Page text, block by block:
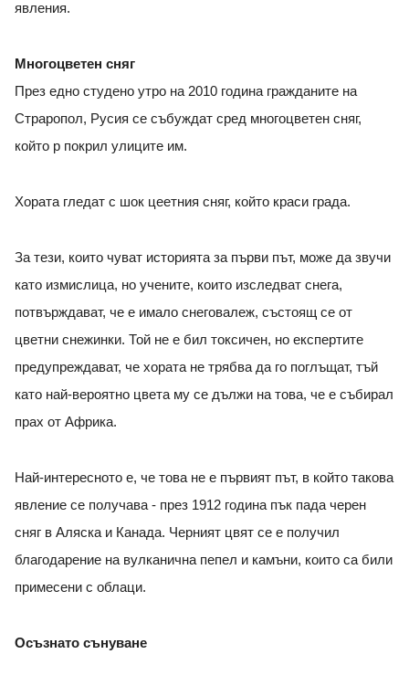
явления.
Многоцветен сняг
През едно студено утро на 2010 година гражданите на
Страропол, Русия се събуждат сред многоцветен сняг,
който р покрил улиците им.
Хората гледат с шок цеетния сняг, който краси града.
За тези, които чуват историята за първи път, може да звучи
като измислица, но учените, които изследват снега,
потвърждават, че е имало снеговалеж, състоящ се от
цветни снежинки. Той не е бил токсичен, но експертите
предупреждават, че хората не трябва да го поглъщат, тъй
като най-вероятно цвета му се дължи на това, че е събирал
прах от Африка.
Най-интересното е, че това не е първият път, в който такова
явление се получава - през 1912 година пък пада черен
сняг в Аляска и Канада. Черният цвят се е получил
благодарение на вулканична пепел и камъни, които са били
примесени с облаци.
Осъзнато сънуване